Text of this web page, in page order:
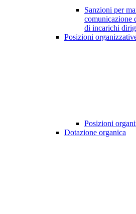
Sanzioni per
comunicazione
di incarichi
Posizioni
Posizioni
Dotazione organica